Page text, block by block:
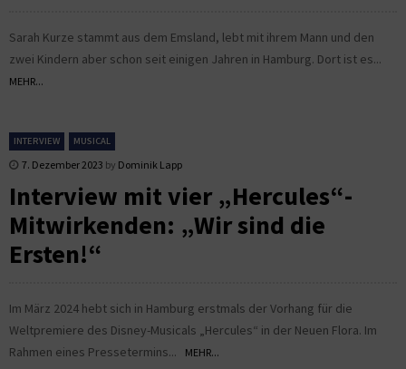
Sarah Kurze stammt aus dem Emsland, lebt mit ihrem Mann und den
zwei Kindern aber schon seit einigen Jahren in Hamburg. Dort ist es...
MEHR...
INTERVIEW MUSICAL
7. Dezember 2023 by Dominik Lapp
Interview mit vier „Hercules“-
Mitwirkenden: „Wir sind die
Ersten!“
Im März 2024 hebt sich in Hamburg erstmals der Vorhang für die
Weltpremiere des Disney-Musicals „Hercules“ in der Neuen Flora. Im
Rahmen eines Pressetermins...
MEHR...